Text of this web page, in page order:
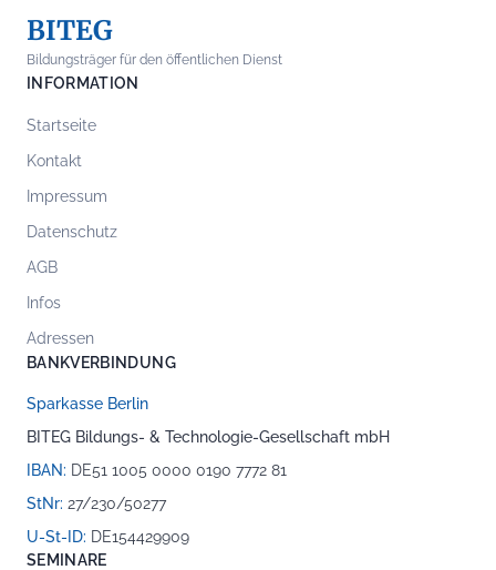
BITEG
Bildungsträger für den öffentlichen Dienst
INFORMATION
Startseite
Kontakt
Impressum
Datenschutz
AGB
Infos
Adressen
BANKVERBINDUNG
Sparkasse Berlin
BITEG Bildungs- & Technologie-Gesellschaft mbH
IBAN: DE51 1005 0000 0190 7772 81
StNr: 27/230/50277
U-St-ID: DE154429909
SEMINARE